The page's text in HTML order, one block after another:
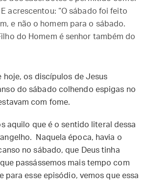
E acrescentou: “O sábado foi feito
e não o homem para o sábado.
do Homem é senhor também do
hoje, os discípulos de Jesus
do sábado colhendo espigas no
com fome.
aquilo que é o sentido literal dessa
Naquela época, havia o
no sábado, que Deus tinha
passássemos mais tempo com
para esse episódio, vemos que essa